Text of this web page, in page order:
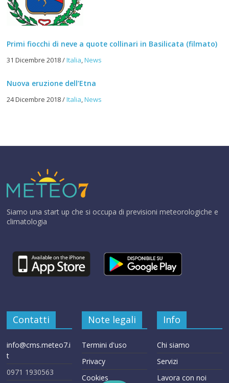
Primi fiocchi di neve a quote collinari in Basilicata (filmato)
31 Dicembre 2018/Italia,News
Nuova eruzione dell’Etna
24 Dicembre 2018/Italia,News
Siamo una start up che si occupa di previsioni meteorologiche e
climatologia
Contatti
info@cms.meteo7.i
t
0971 1930563
Note legali
Termini d'uso
Privacy
Cookies
Info
Chi siamo
Servizi
Lavora con noi